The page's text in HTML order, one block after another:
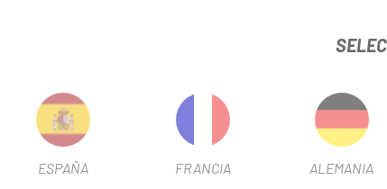
uso: La instalación y el desmontaje son rápidos y sencillos.
Fabricado con materiales de alta calidad para garantizar una
SIMILARES
ESPAÑA FRANCIA ALEMANIA